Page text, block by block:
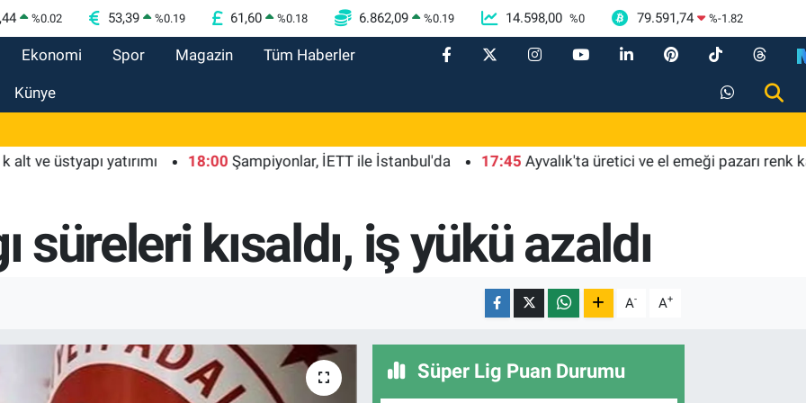
%0.02 53,39 %0.19 61,60 %0.18 6.862,09 %0.19 14.598,00 %0 79.591,74 %-1.82
Ekonomi Spor Magazin Tüm Haberler
Künye
yatırımı 18:00 Şampiyonlar, İETT ile İstanbul'da 17:45 Ayvalık'ta üretici ve el emeği pazarı renk katıyor
süreleri kısaldı, iş yükü azaldı
A- A+
Süper Lig Puan Durumu